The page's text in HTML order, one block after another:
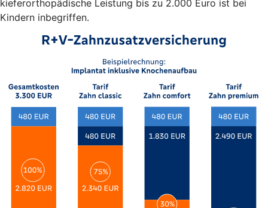
kieferorthopädische Leistung bis zu 2.000 Euro ist bei
Kindern inbegriffen.